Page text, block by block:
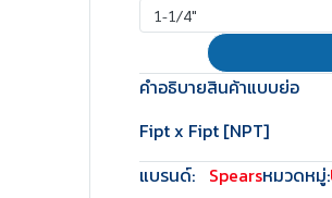
1-1/4"
คำอธิบายสินค้าแบบย่อ
Fipt x Fipt [NPT]
แบรนด์: Spearsหมวดหมู่: